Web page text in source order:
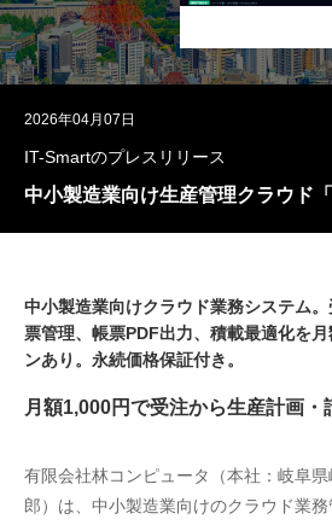
2026年04月07日
IT-Smartのプレスリリース
中小製造業向け生産管理クラウド
中小製造業向けクラウド業務システム
票管理、帳票PDF出力、積載最適化を
ンあり。永続価格保証付き。
月額1,000円で受注から生産計画
有限会社林コンピュータ（本社：岐阜
郎）は、中小製造業向けのクラウド業